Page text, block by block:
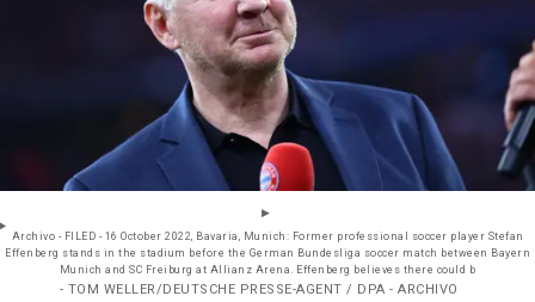
Archivo - FILED - 16 October 2022, Bavaria, Munich: Former professional soccer player Stefan
Effenberg stands in the stadium before the German Bundesliga soccer match between Bayern
Munich and SC Freiburg at Allianz Arena. Effenberg believes there could b
- TOM WELLER/DEUTSCHE PRESSE-AGENT / DPA - ARCHIVO